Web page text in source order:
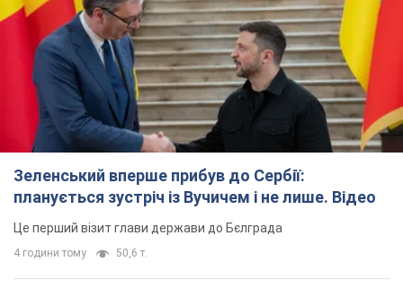
Зеленський вперше прибув до Сербії:
планується зустріч із Вучичем і не лише. Відео
Це перший візит глави держави до Бєлграда
4 години тому 50,6 т.